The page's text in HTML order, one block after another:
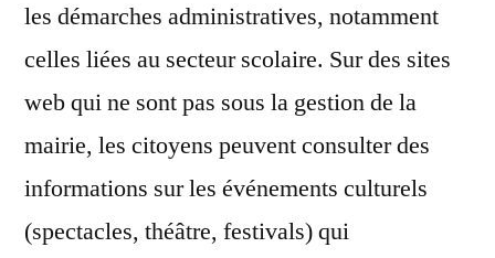
les démarches administratives, notamment
celles liées au secteur scolaire. Sur des sites
web qui ne sont pas sous la gestion de la
mairie, les citoyens peuvent consulter des
informations sur les événements culturels
(spectacles, théâtre, festivals) qui